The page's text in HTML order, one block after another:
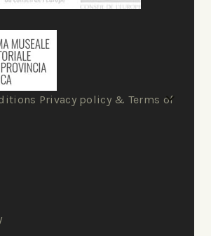
Privacy policy & Terms of